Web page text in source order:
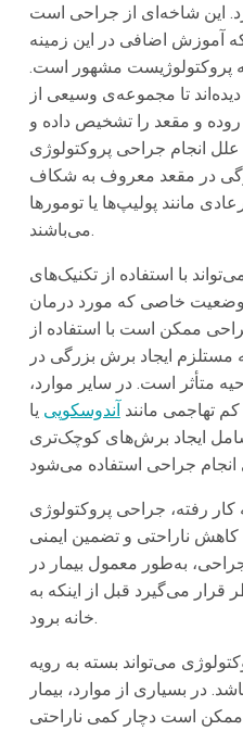
این شاخه‌ای از جراحی است
آموزش اضافی در این زمینه
پروکتولوژیست مشهور است.
تا مجموعه‌ی وسیعی از
و مقعد را تشخیص داده و
علل انجام جراحی پروکتولوژی
در مقعد معروف به شکاف
مانند پولیپ‌ها یا تومورها
می‌باشند.
با استفاده از تکنیک‌های
وضعیت خاصی که مورد درمان
ممکن است با استفاده از
مستلزم ایجاد برش بزرگی در
متأثر است. در سایر موارد،
تهاجمی مانند آندوسکوپی یا
ایجاد برش‌های کوچک‌تری
رفته، جراحی پروکتولوژی
ناراحتی و تضمین ایمنی
به‌طور معمول بیمار در
قرار می‌گیرد قبل از اینکه به
خانه برود.
می‌تواند بسته به رویه
در بسیاری از موارد، بیمار
ممکن است دچار کمی ناراحتی